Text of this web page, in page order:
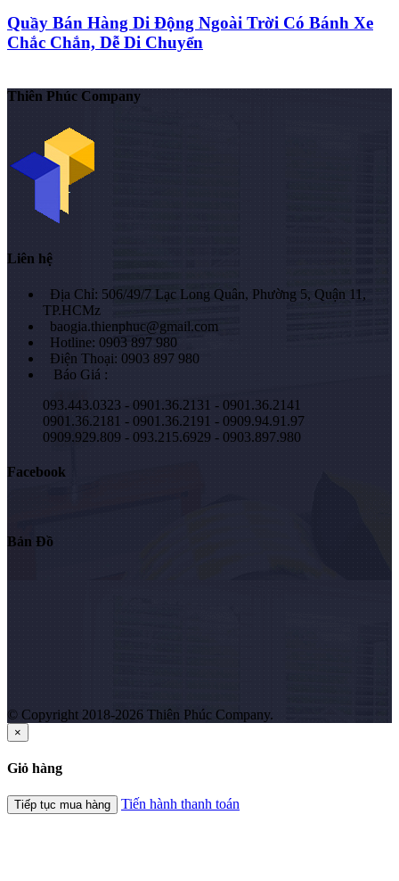
Quầy Bán Hàng Di Động Ngoài Trời Có Bánh Xe
Chắc Chắn, Dễ Di Chuyển
Thiên Phúc Company
Liên hệ
Địa Chỉ: 506/49/7 Lạc Long Quân, Phường 5, Quận 11,
TP.HCMz
baogia.thienphuc@gmail.com
Hotline: 0903 897 980
Điện Thoại: 0903 897 980
Báo Giá :
093.443.0323 - 0901.36.2131 - 0901.36.2141
0901.36.2181 - 0901.36.2191 - 0909.94.91.97
0909.929.809 - 093.215.6929 - 0903.897.980
Facebook
Bản Đồ
© Copyright 2018-2026 Thiên Phúc Company.
×
Giỏ hàng
Tiếp tục mua hàng Tiến hành thanh toán